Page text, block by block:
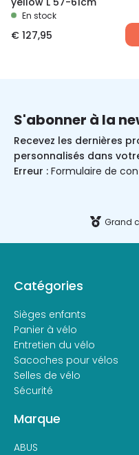
En stock
€ 127,95
S'abonner à la
Recevez les dernières
personnalisés dans
Erreur : Formulaire de
Grand
Catégories
Sièges enfants
Panier à vélo
Entretien du vélo
Sacoches pour vélos
Selles de vélo
Sécurité
Marque
ABUS